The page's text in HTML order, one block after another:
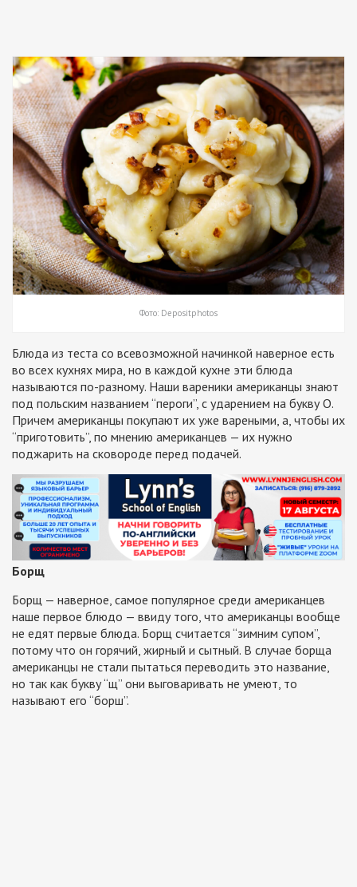
Фото: Depositphotos
Блюда из теста со всевозможной начинкой наверное есть
во всех кухнях мира, но в каждой кухне эти блюда
называются по-разному. Наши вареники американцы знают
под польским названием “пероги”, с ударением на букву О.
Причем американцы покупают их уже вареными, а, чтобы их
“приготовить”, по мнению американцев — их нужно
поджарить на сковороде перед подачей.
Борщ
Борщ — наверное, самое популярное среди американцев
наше первое блюдо — ввиду того, что американцы вообще
не едят первые блюда. Борщ считается “зимним супом”,
потому что он горячий, жирный и сытный. В случае борща
американцы не стали пытаться переводить это название,
но так как букву “щ” они выговаривать не умеют, то
называют его “борш”.